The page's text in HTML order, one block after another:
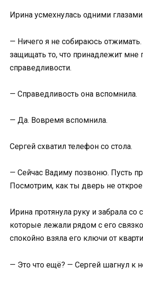
Ирина усмехнулась одними глазами.
— Ничего я не собираюсь
защищать то, что принадлежит мне
справедливости.
— Справедливость она вспомнила.
— Да. Вовремя вспомнила.
Сергей схватил телефон со стола.
— Сейчас Вадиму позвоню. Пусть
Посмотрим, как ты дверь не
Ирина протянула руку и забрала со
которые лежали рядом с его
спокойно взяла его ключи от
— Это что ещё? — Сергей шагнул к